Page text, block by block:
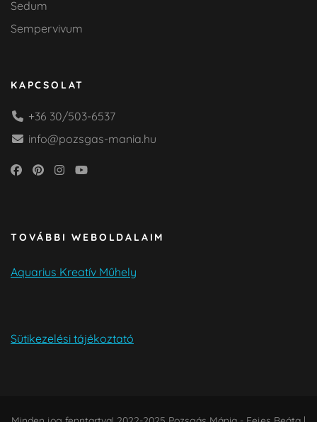
Sedum
Sempervivum
KAPCSOLAT
+36 30/503-6537
info@pozsgas-mania.hu
TOVÁBBI WEBOLDALAIM
Aquarius Kreatív Műhely
Sütikezelési tájékoztató